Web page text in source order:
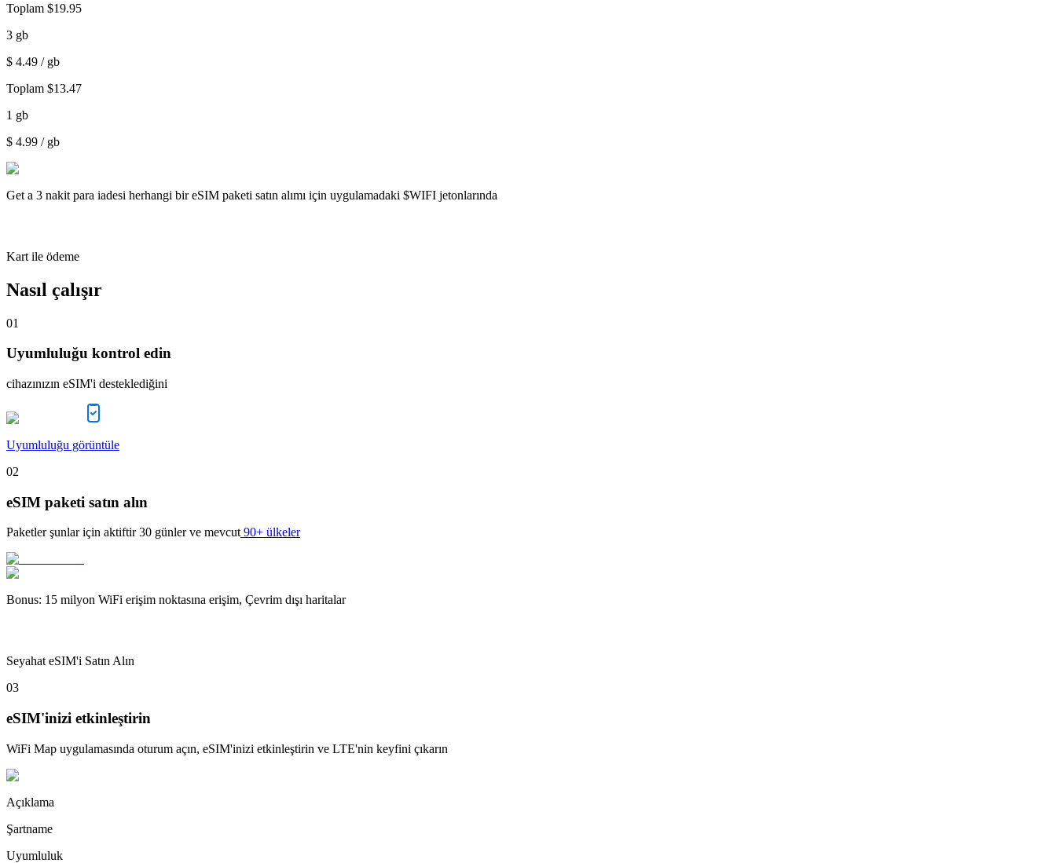
Toplam $19.95
3 gb
$ 4.49 / gb
Toplam $13.47
1 gb
$ 4.99 / gb
Get a 3 nakit para iadesi herhangi bir eSIM paketi satın alımı için uygulamadaki $WIFI jetonlarında
Kart ile ödeme
Nasıl çalışır
01
Uyumluluğu kontrol edin
cihazınızın eSIM'i desteklediğini
Uyumluluğu görüntüle
02
eSIM paketi satın alın
Paketler şunlar için aktiftir 30 günler ve mevcut 90+ ülkeler
Bonus: 15 milyon WiFi erişim noktasına erişim, Çevrim dışı haritalar
Seyahat eSIM'i Satın Alın
03
eSIM'inizi etkinleştirin
WiFi Map uygulamasında oturum açın, eSIM'inizi etkinleştirin ve LTE'nin keyfini çıkarın
Açıklama
Şartname
Uyumluluk